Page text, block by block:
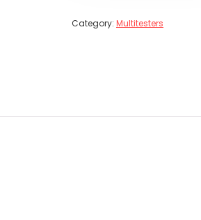
Category: Multitesters